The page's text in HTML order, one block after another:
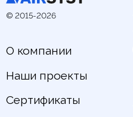
© 2015-2026
О компании
Наши проекты
Сертификаты